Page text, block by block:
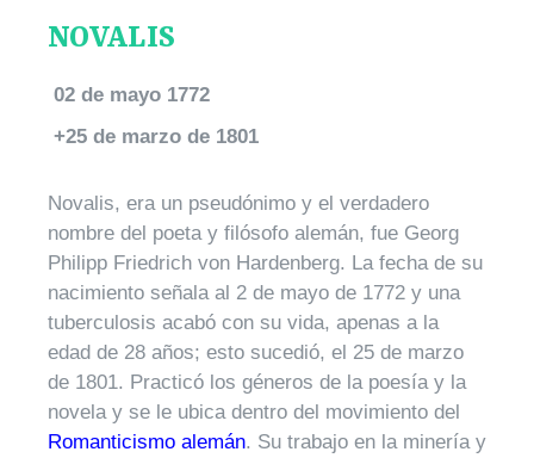
NOVALIS
02 de mayo 1772
+25 de marzo de 1801
Novalis, era un pseudónimo y el verdadero
nombre del poeta y filósofo alemán, fue Georg
Philipp Friedrich von Hardenberg. La fecha de su
nacimiento señala al 2 de mayo de 1772 y una
tuberculosis acabó con su vida, apenas a la
edad de 28 años; esto sucedió, el 25 de marzo
de 1801. Practicó los géneros de la poesía y la
novela y se le ubica dentro del movimiento del
Romanticismo alemán. Su trabajo en la minería y